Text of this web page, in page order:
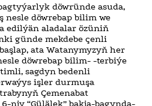
döwründe asuda,
nesle döwrebap bilim we
edilýän aladalar özüniň
günde mekdebe çenli
ata Watanymyzyň her
döwrebap bilim- -terbiýe
sagdyn bedenli
işler durmuşa
Çemenabat
njy “Gülälek” bakja-bagynda-